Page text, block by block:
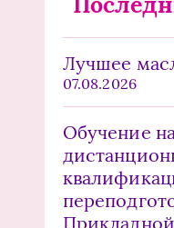
Лучшее
07.08.2026
Обучение